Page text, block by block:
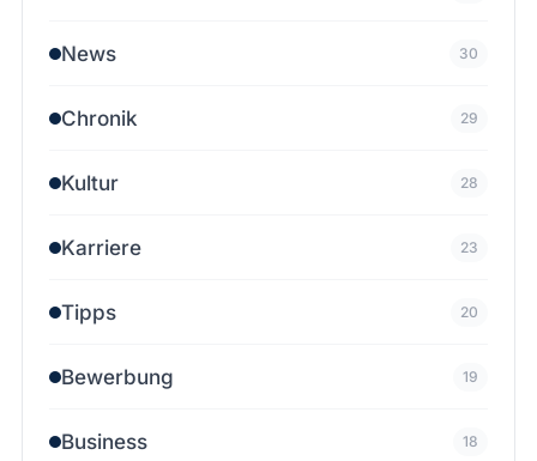
News 30
Chronik 29
Kultur 28
Karriere 23
Tipps 20
Bewerbung 19
Business 18